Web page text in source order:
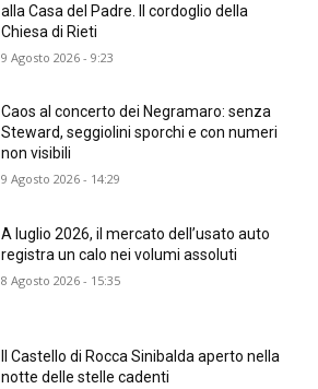
alla Casa del Padre. Il cordoglio della
Chiesa di Rieti
9 Agosto 2026 - 9:23
Caos al concerto dei Negramaro: senza
Steward, seggiolini sporchi e con numeri
non visibili
9 Agosto 2026 - 14:29
A luglio 2026, il mercato dell’usato auto
registra un calo nei volumi assoluti
8 Agosto 2026 - 15:35
Il Castello di Rocca Sinibalda aperto nella
notte delle stelle cadenti